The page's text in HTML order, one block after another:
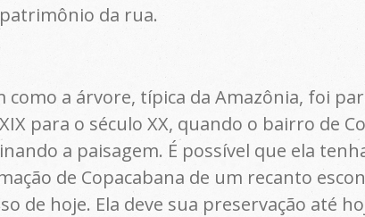
da rua.
a árvore, típica da Amazônia, foi
para o século XX, quando o bairro de
a paisagem. É possível que ela
de Copacabana de um recanto
de hoje. Ela deve sua preservação até